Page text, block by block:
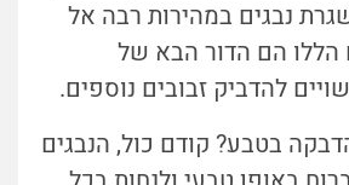
נבגים במהירות רבה אל
הללו הם הדור הבא של
להדביק זבובים נוספים.
בטבע? קודם כול, הנבגים